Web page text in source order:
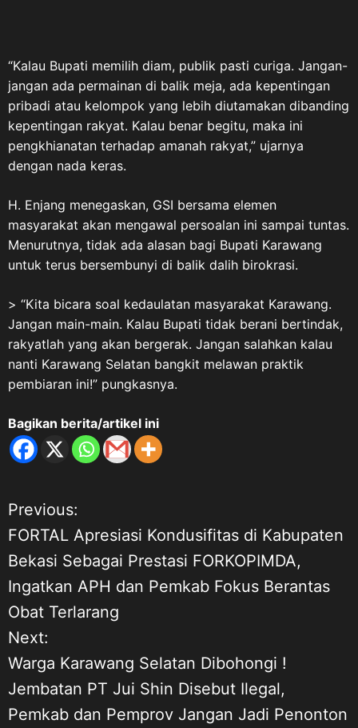
setiap tahun sebagai Hari
Veteran Nasional, berkaitan
dengan momentum gencatan
senjata pada 10 Agustus 1949
yang menjadi salah satu bagian
penting dalam perjalanan
kemerdekaan Indonesia.
Sementara itu, keberadaan dan
pengaturan mengenai Veteran
Republik Indonesia memiliki
landasan hukum melalui
Undang-Undang Nomor 15
Tahun 2012 tentang Veteran
Republik Indonesia serta
Peraturan Pemerintah Nomor
67 Tahun 2014 sebagai aturan
pelaksanaannya. “Bangsa
melupakan sejarah.
Kemerdekaan yang kita nikmati
para pejuang dalam perjuangan
melawan penjajahan serta
mempertahankan
kemerdekaan,” kata ASDO. Ia
Mereka adalah pelaku sejarah
yang berasal dari tentara rakyat
dan unsur perjuangan lainnya
yang berperan dalam merebut,
“Kalau Bupati memilih diam, publik pasti curiga. Jangan-
jangan ada permainan di balik meja, ada kepentingan
pribadi atau kelompok yang lebih diutamakan dibanding
kepentingan rakyat. Kalau benar begitu, maka ini
pengkhianatan terhadap amanah rakyat,” ujarnya
dengan nada keras.
H. Enjang menegaskan, GSI bersama elemen
masyarakat akan mengawal persoalan ini sampai tuntas.
Menurutnya, tidak ada alasan bagi Bupati Karawang
untuk terus bersembunyi di balik dalih birokrasi.
> “Kita bicara soal kedaulatan masyarakat Karawang.
Jangan main-main. Kalau Bupati tidak berani bertindak,
rakyatlah yang akan bergerak. Jangan salahkan kalau
nanti Karawang Selatan bangkit melawan praktik
pembiaran ini!” pungkasnya.
Bagikan berita/artikel ini
N
a
v
i
g
a
Previous:
FORTAL Apresiasi Kondusifitas di Kabupaten
Bekasi Sebagai Prestasi FORKOPIMDA,
Ingatkan APH dan Pemkab Fokus Berantas
Obat Terlarang
Next:
Warga Karawang Selatan Dibohongi !
Jembatan PT Jui Shin Disebut Ilegal,
Pemkab dan Pemprov Jangan Jadi Penonton